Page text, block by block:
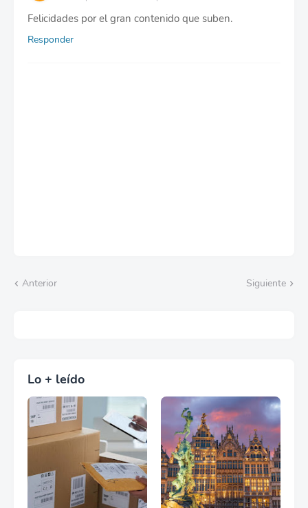
Felicidades por el gran contenido que suben.
Responder
Anterior Siguiente
Lo + leído